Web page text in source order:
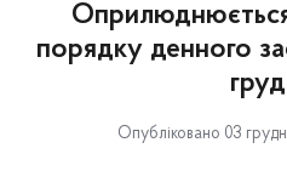
Оприлюднюється
порядку денного
Опубліковано 03